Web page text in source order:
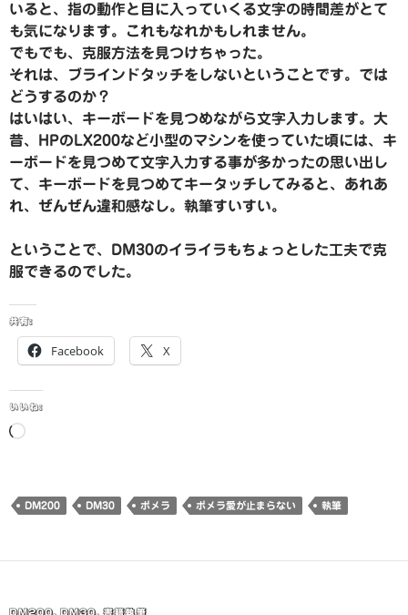
いると、指の動作と目に入っていくる文字の時間差がとて
も気になります。これもなれかもしれません。
でもでも、克服方法を見つけちゃった。
それは、ブラインドタッチをしないということです。では
どうするのか？
はいはい、キーボードを見つめながら文字入力します。大
昔、HPのLX200など小型のマシンを使っていた頃には、キ
ーボードを見つめて文字入力する事が多かったの思い出し
て、キーボードを見つめてキータッチしてみると、あれあ
れ、ぜんぜん違和感なし。執筆すいすい。
ということで、DM30のイライラもちょっとした工夫で克
服できるのでした。
共有:
Facebook X
いいね:
読
み
DM200 DM30 ポメラ ポメラ愛が止まらない 執筆
DM200, DM30, 書籍執筆